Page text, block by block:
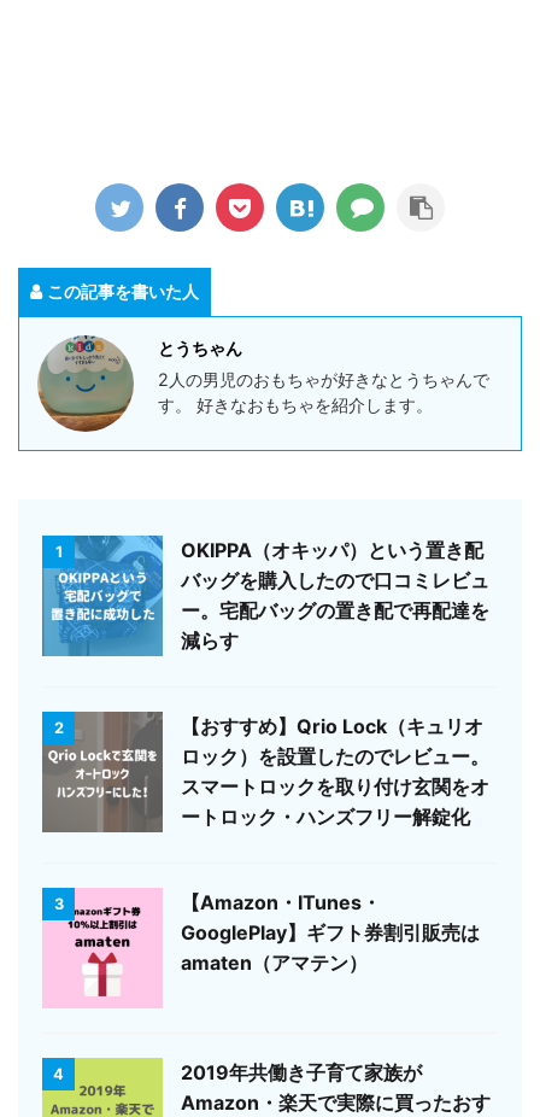
この記事を書いた人
とうちゃん
2人の男児のおもちゃが好きなとうちゃんで
す。 好きなおもちゃを紹介します。
1
OKIPPA（オキッパ）という置き配
バッグを購入したので口コミレビュ
ー。宅配バッグの置き配で再配達を
減らす
2
【おすすめ】Qrio Lock（キュリオ
ロック）を設置したのでレビュー。
スマートロックを取り付け玄関をオ
ートロック・ハンズフリー解錠化
3
【Amazon・ITunes・
GooglePlay】ギフト券割引販売は
amaten（アマテン）
4
2019年共働き子育て家族が
Amazon・楽天で実際に買ったおす